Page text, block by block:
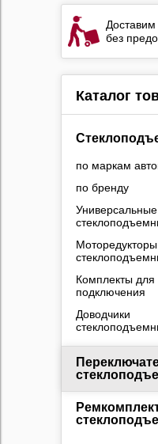
Доставим
без
Каталог
по маркам
по бренду
Универсальные
Моторедукторы
Комплекты для
подключения
Доводчики